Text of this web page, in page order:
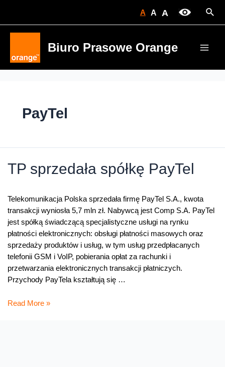
A A A
Biuro Prasowe Orange
PayTel
TP sprzedała spółkę PayTel
Telekomunikacja Polska sprzedała firmę PayTel S.A., kwota
transakcji wyniosła 5,7 mln zł. Nabywcą jest Comp S.A. PayTel
jest spółką świadczącą specjalistyczne usługi na rynku
płatności elektronicznych: obsługi płatności masowych oraz
sprzedaży produktów i usług, w tym usług przedpłacanych
telefonii GSM i VoIP, pobierania opłat za rachunki i
przetwarzania elektronicznych transakcji płatniczych.
Przychody PayTela kształtują się …
TP
Read More »